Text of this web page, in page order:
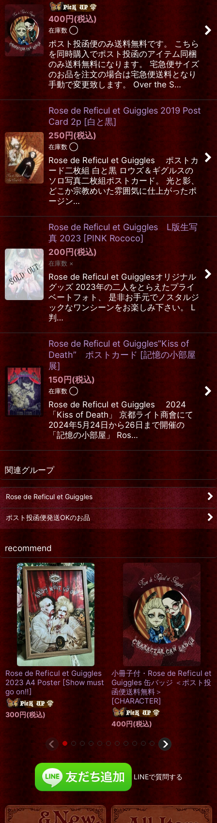
400円(税込)
在庫数 ◯
ポスト投函便のみ送料無料です。 こちら
を同時購入でポスト投函のアイテム同梱
のみ送料無料になります。 宅急便サイズ
のお品を注文の場合は宅急便送料となり
手動で変更致します。 Over the S…
Rose de Reficul et Guiggles 2019 Post
Card 2p [白と黒]
250円(税込)
在庫数 ◯
Rose de Reficul et Guiggles ポストカ
ード二枚組 白と黒 ロウズ＆ギグルスの
ソロ写真二枚組ポストカード。 光と影、
どこか宗教めいた雰囲気に仕上がったポ
ージン…
Rose de Reficul et Guiggles L版生写
真 2023 [PINK Rococo]
200円(税込)
在庫数 ×
Rose de Reficul et Guigglesオリジナル
グッズ 2023年の二人をとらえたプライ
ベートフォト、 是非お手元でノスタルジ
ックなワンシーンをお楽しみ下さい。 L
判…
Rose de Reficul et Guiggles”Kiss of
Death” ポストカード [記憶の小部屋
展]
150円(税込)
在庫数 ◯
Rose de Reficul et Guiggles 2024
「Kiss of Death」 京都ライト商會にて
2024年5月24日から26日まで開催の
「記憶の小部屋」 Ros…
関連グループ
Rose de Reficul et Guiggles
ポスト投函便発送OKのお品
recommend
・Rose de Reficul et
缶バッジ ＜ポスト投
料＞
]
Rose de Reficul et
Guiggles A3ポスター [空の
鳥かご
]
800円(税込)
トーキン
No.76「
したこの
1,500 円(
LINEで質問する